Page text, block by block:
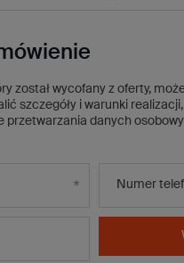
został wycofany z oferty,
szczegóły i warunki
przetwarzania danych
Numer